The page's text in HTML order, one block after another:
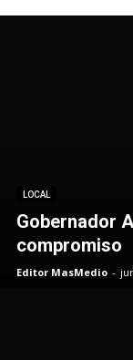
LOCAL
Gobernador
compromiso
Editor MasMedio -